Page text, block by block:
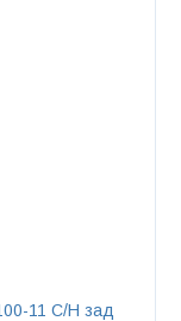
11 С/Н зад